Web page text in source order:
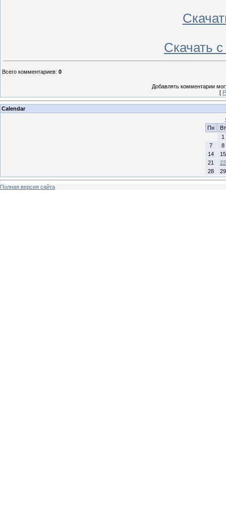
Скачать с
Всего комментариев: 0
Добавлять комментарии
[
Calendar
Пн
Вт
1
7
8
14
15
21
22
28
29
Полная версия сайта